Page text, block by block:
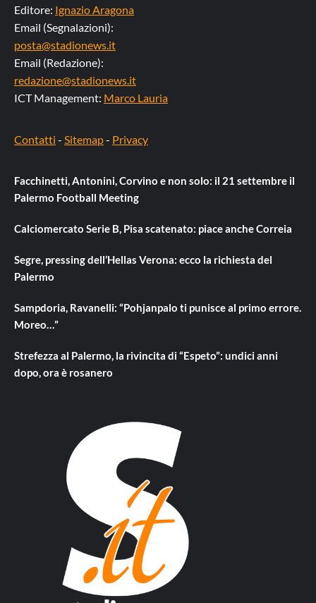
Editore: Ignazio Aragona
Email (Segnalazioni):
posta@stadionews.it
Email (Redazione):
redazione@stadionews.it
ICT Management: Marco Lauria
Contatti - Sitemap- Privacy
Facchinetti, Antonini, Corvino e non solo: il 21 settembre il
Palermo Football Meeting
Calciomercato Serie B, Pisa scatenato: piace anche Correia
Segre, pressing dell’Hellas Verona: ecco la richiesta del
Palermo
Sampdoria, Ravanelli: “Pohjanpalo ti punisce al primo errore.
Moreo…”
Strefezza al Palermo, la rivincita di “Espeto”: undici anni
dopo, ora è rosanero